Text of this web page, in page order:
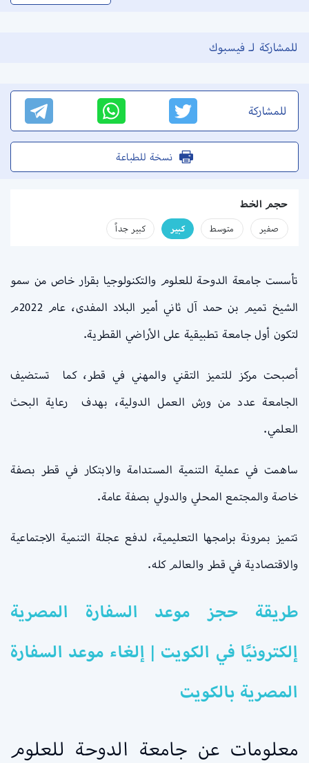
للمشاركة لـ فيسبوك
للمشاركة
نسخة للطباعة
حجم الخط
صفير متوسط كبير كبير جداً
تأسست جامعة الدوحة للعلوم والتكنولوجيا بقرار خاص من سمو
الشيخ تميم بن حمد آل ثاني أمير البلاد المفدى، عام 2022م
لتكون أول جامعة تطبيقية على الأراضي القطرية.
أصبحت مركز للتميز التقني والمهني في قطر، كما تستضيف
الجامعة عدد من ورش العمل الدولية، بهدف رعاية البحث
العلمي.
ساهمت في عملية التنمية المستدامة والابتكار في قطر بصفة
خاصة والمجتمع المحلي والدولي بصفة عامة.
تتميز بمرونة برامجها التعليمية، لدفع عجلة التنمية الاجتماعية
والاقتصادية في قطر والعالم كله.
طريقة حجز موعد السفارة المصرية
إلكترونيًا في الكويت | إلغاء موعد السفارة
المصرية بالكويت
معلومات عن جامعة الدوحة للعلوم